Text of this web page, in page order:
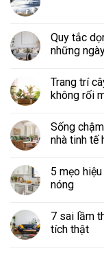
Quy tắc
những
Trang trí
không rối
Sống
nhà tinh tế
5 mẹo
nóng
7 sai lầm
tích thật